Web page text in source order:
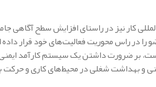
کار نیز در راستای افزایش سطح آگاهی
در راس محوریت فعالیت‌های خود قرار
است، بر ضرورت داشتن یک سیستم کارآمد
و بهداشت شغلی در محیط‌های کاری و